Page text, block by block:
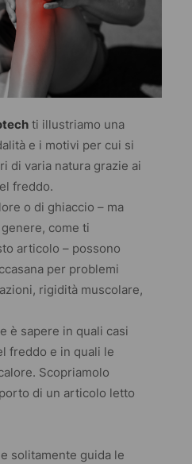
ti illustriamo una
e i motivi per cui si
di varia natura grazie ai
freddo.
o di ghiaccio – ma
come ti
articolo – possono
per problemi
rigidità muscolare,
è sapere in quali casi
freddo e in quali le
Scopriamolo
di un articolo letto
solitamente guida le